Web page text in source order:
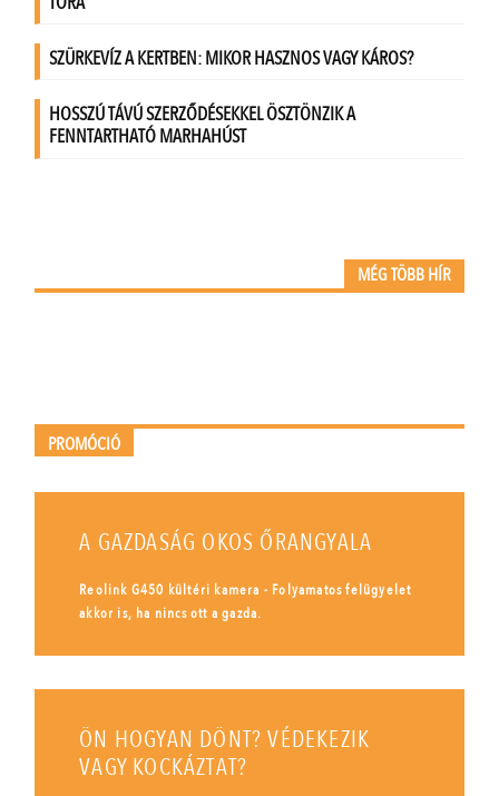
MÉG TÖBB HÍR
PROMÓCIÓ
A GAZDASÁG OKOS ŐRANGYALA
Reolink G450 kültéri kamera - Folyamatos felügyelet
akkor is, ha nincs ott a gazda.
ÖN HOGYAN DÖNT? VÉDEKEZIK
VAGY KOCKÁZTAT?